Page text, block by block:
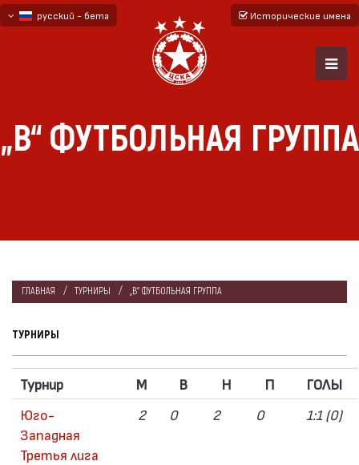
русский - бета
Исторические имена
„В“ ФУТБОЛЬНАЯ ГРУППА
ГЛАВНАЯ ТУРНИРЫ „В“ ФУТБОЛЬНАЯ ГРУППА
ТУРНИРЫ
Турнир M В Н П
ГОЛЫ
Юго-
Западная
Третья лига
2 0 2 0 1:1 (0)